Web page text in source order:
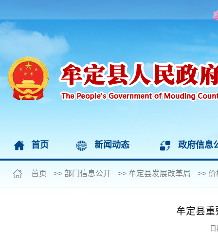
首页 新闻动态 政府信息
首页 >> 部门信息公开 >> 牟定县发展改革局 >> 价
牟定县重